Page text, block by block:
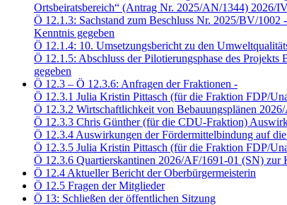
Ortsbeiratsbereich“ (Antrag Nr. 2025/AN/1344) 2026/
Ö 12.1.3: Sachstand zum Beschluss Nr. 2025/BV/1002
Kenntnis gegeben
Ö 12.1.4: 10. Umsetzungsbericht zu den
Ö 12.1.5: Abschluss der Pilotierungsphase des
gegeben
Ö 12.3 – Ö 12.3.6: Anfragen der Fraktionen -
Ö 12.3.1 Julia Kristin Pittasch (für die Fraktion FDP/
Ö 12.3.2 Wirtschaftlichkeit von Bebauungsplänen
Ö 12.3.3 Chris Günther (für die CDU-Fraktion)
Ö 12.3.4 Auswirkungen der Fördermittelbindung auf
Ö 12.3.5 Julia Kristin Pittasch (für die Fraktion FDP/
Ö 12.3.6 Quartierskantinen 2026/AF/1691-01 (SN) zur
Ö 12.4 Aktueller Bericht der Oberbürgermeisterin
Ö 12.5 Fragen der Mitglieder
Ö 13: Schließen der öffentlichen Sitzung